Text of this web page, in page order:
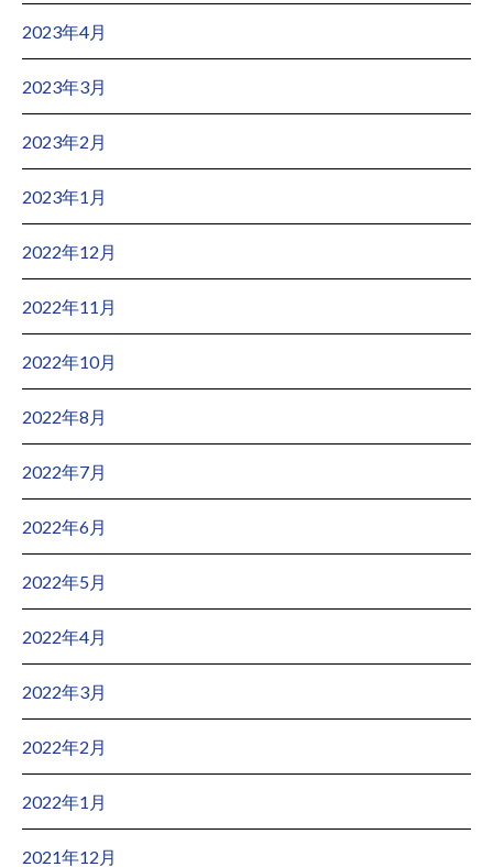
2023年4月
2023年3月
2023年2月
2023年1月
2022年12月
2022年11月
2022年10月
2022年8月
2022年7月
2022年6月
2022年5月
2022年4月
2022年3月
2022年2月
2022年1月
2021年12月